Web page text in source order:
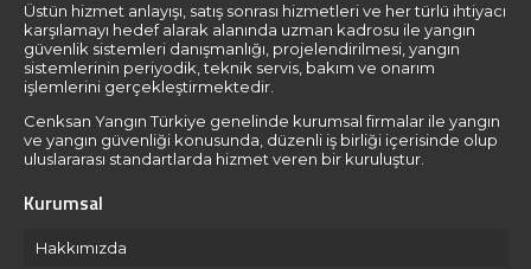
Üstün hizmet anlayışı, satış sonrası hizmetleri ve her türlü ihtiyacı
karşılamayı hedef alarak alanında uzman kadrosu ile yangın
güvenlik sistemleri danışmanlığı, projelendirilmesi, yangın
sistemlerinin periyodik, teknik servis, bakım ve onarım
işlemlerini gerçekleştirmektedir.
Cenksan Yangın Türkiye genelinde kurumsal firmalar ile yangın
ve yangın güvenliği konusunda, düzenli iş birliği içerisinde olup
uluslararası standartlarda hizmet veren bir kuruluştur.
Kurumsal
Hakkımızda